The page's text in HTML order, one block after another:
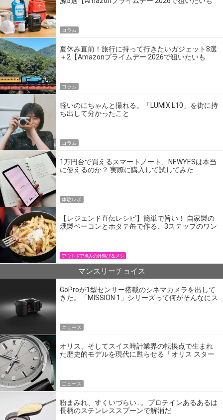
コラム
夏休み直前！旅行に持って行きたいガジェット8選
＋2【Amazonプライムデー 2026で狙いたいも
コラム
軽いのにちゃんと撮れる。「LUMIX L10」を街に持
ち出して分かったこと
コラム
1万円台で買えるスマートノート、NEWYESは本当
に使えるのか？ 実際に購入して試してみた
体験レポ
【レジェンド直伝レシピ】簡単で旨い！ 自家製の
燻製ベーコンとホタテ缶で作る、3ステップのワン
アウトドア名人の外遊び＆メシ
マンスリーチョイス
GoProが1型センサー搭載のシネマカメラを出して
きた。「MISSION 1」シリーズって何がそんなにス
ニュース
オリス、そしてスイス時計業界の転換点で生まれ
た歴史的モデルを現代に甦らせる「オリス スター
ニュース
粉まみれ、すくいづらい…。プロテインあるあるは
長柄のステンレススプーンで解消だ